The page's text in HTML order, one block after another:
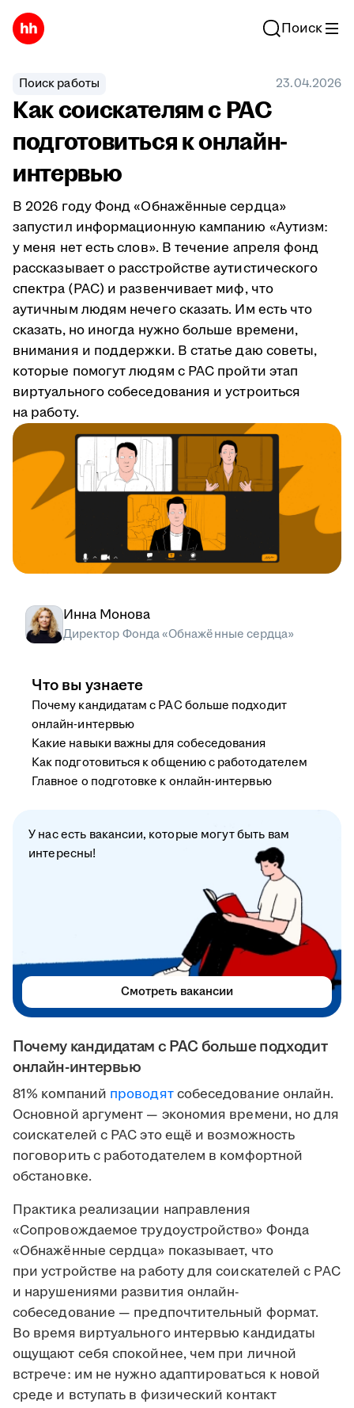
Поиск
Поиск работы 23.04.2026
Как соискателям с РАС
подготовиться к онлайн-
интервью
В 2026 году Фонд «Обнажённые сердца»
запустил информационную кампанию «Аутизм:
у меня нет есть слов». В течение апреля фонд
рассказывает о расстройстве аутистического
спектра (РАС) и развенчивает миф, что
аутичным людям нечего сказать. Им есть что
сказать, но иногда нужно больше времени,
внимания и поддержки. В статье даю советы,
которые помогут людям с РАС пройти этап
виртуального собеседования и устроиться
на работу.
Почему кандидатам с РАС больше подходит
онлайн-интервью
81% компаний проводятсобеседование онлайн.
Основной аргумент — экономия времени, но для
соискателей с РАС это ещё и возможность
поговорить с работодателем в комфортной
обстановке.
Практика реализации направления
«Сопровождаемое трудоустройство» Фонда
«Обнажённые сердца» показывает, что
при устройстве на работу для соискателей с РАС
и нарушениями развития онлайн-
собеседование — предпочтительный формат.
Во время виртуального интервью кандидаты
ощущают себя спокойнее, чем при личной
встрече: им не нужно адаптироваться к новой
среде и вступать в физический контакт
Инна Монова
Директор Фонда «Обнажённые сердца»
Что вы узнаете
Почему кандидатам с РАС больше подходит
онлайн-интервью
Какие навыки важны для собеседования
Как подготовиться к общению с работодателем
Главное о подготовке к онлайн-интервью
У нас есть вакансии, которые могут быть вам
интересны!
Смотреть вакансии